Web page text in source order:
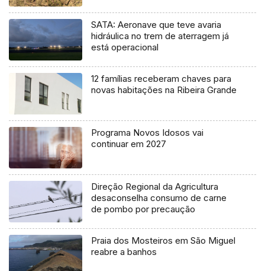
SATA: Aeronave que teve avaria
hidráulica no trem de aterragem já
está operacional
12 famílias receberam chaves para
novas habitações na Ribeira Grande
Programa Novos Idosos vai
continuar em 2027
Direção Regional da Agricultura
desaconselha consumo de carne
de pombo por precaução
Praia dos Mosteiros em São Miguel
reabre a banhos